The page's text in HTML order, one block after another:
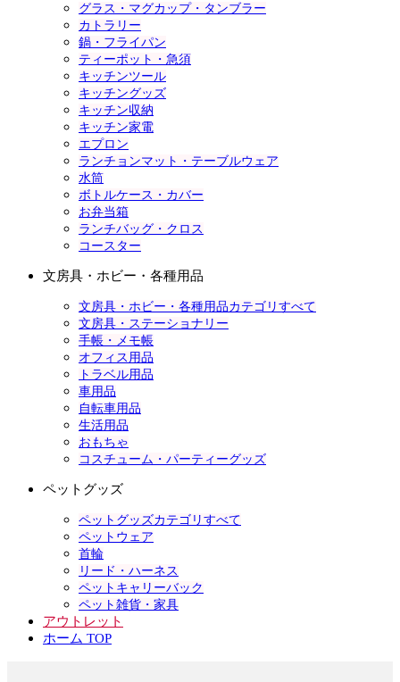
グラス・マグカップ・タンブラー
カトラリー
鍋・フライパン
ティーポット・急須
キッチンツール
キッチングッズ
キッチン収納
キッチン家電
エプロン
ランチョンマット・テーブルウェア
水筒
ボトルケース・カバー
お弁当箱
ランチバッグ・クロス
コースター
文房具・ホビー・各種用品
文房具・ホビー・各種用品カテゴリすべて
文房具・ステーショナリー
手帳・メモ帳
オフィス用品
トラベル用品
車用品
自転車用品
生活用品
おもちゃ
コスチューム・パーティーグッズ
ペットグッズ
ペットグッズカテゴリすべて
ペットウェア
首輪
リード・ハーネス
ペットキャリーバック
ペット雑貨・家具
アウトレット
ホーム TOP